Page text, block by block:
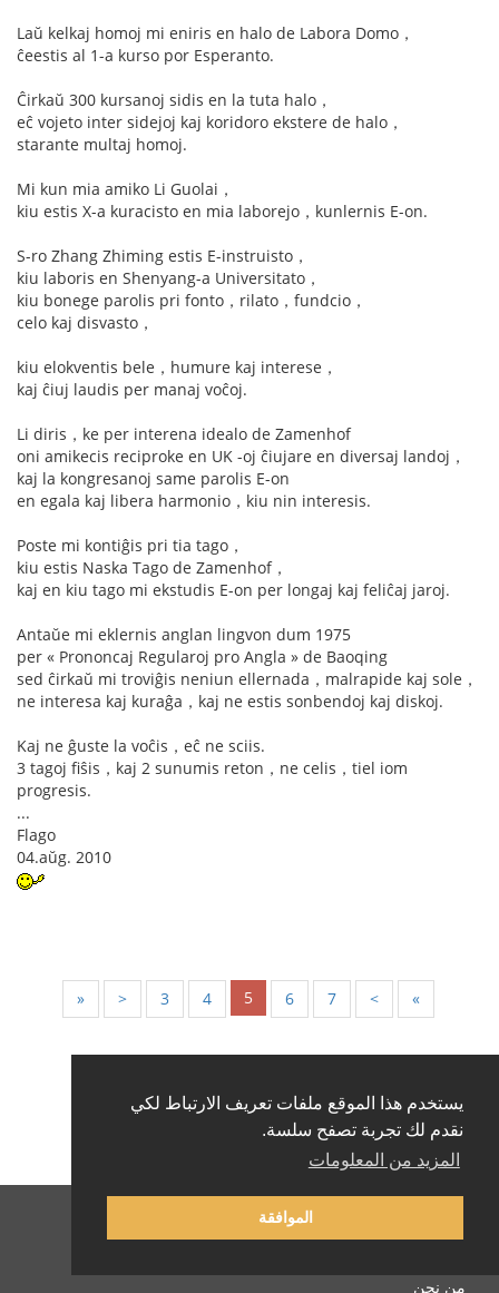
يستخدم هذا الموقع ملفات تعريف الارتباط لكي
نقدم لك تجربة تصفح سلسة.
المزيد من المعلومات
الموافقة
Laŭ kelkaj homoj mi eniris en halo de Labora Domo，
ĉeestis al 1-a kurso por Esperanto.
Ĉirkaŭ 300 kursanoj sidis en la tuta halo，
eĉ vojeto inter sidejoj kaj koridoro ekstere de halo，
starante multaj homoj.
Mi kun mia amiko Li Guolai，
kiu estis X-a kuracisto en mia laborejo，kunlernis E-on.
S-ro Zhang Zhiming estis E-instruisto，
kiu laboris en Shenyang-a Universitato，
kiu bonege parolis pri fonto，rilato，fundcio，
celo kaj disvasto，
kiu elokventis bele，humure kaj interese，
kaj ĉiuj laudis per manaj voĉoj.
Li diris，ke per interena idealo de Zamenhof
oni amikecis reciproke en UK -oj ĉiujare en diversaj landoj，
kaj la kongresanoj same parolis E-on
en egala kaj libera harmonio，kiu nin interesis.
Poste mi kontiĝis pri tia tago，
kiu estis Naska Tago de Zamenhof，
kaj en kiu tago mi ekstudis E-on per longaj kaj feliĉaj jaroj.
Antaŭe mi eklernis anglan lingvon dum 1975
per « Prononcaj Regularoj pro Angla » de Baoqing
sed ĉirkaŭ mi troviĝis neniun ellernada，malrapide kaj sole，
ne interesa kaj kuraĝa，kaj ne estis sonbendoj kaj diskoj.
Kaj ne ĝuste la voĉis，eĉ ne sciis.
3 tagoj fiŝis，kaj 2 sunumis reton，ne celis，tiel iom
progresis.
...
Flago
04.aŭg. 2010
« < 3 4 5 6 7 > »
العربية
من نحن